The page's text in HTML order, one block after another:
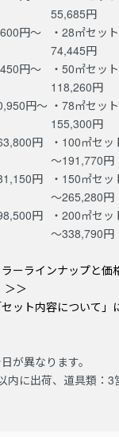
円～
円～
円～
円
円
円
55,685円
・28㎡セッ
74,445円
・50㎡セッ
118,260円
・78㎡セッ
155,300円
・100㎡セ
～191,770円
・150㎡セ
～265,280円
・200㎡セ
～338,790円
ーラインナップと価
＞＞
ット内容について」
が異なります。
内に出荷、道具類：3